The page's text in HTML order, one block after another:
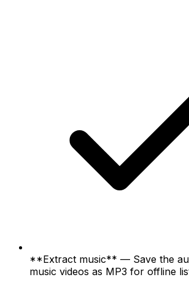
**Extract music** — Save the
music videos as MP3 for offline